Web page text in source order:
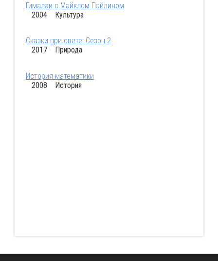
Гималаи с Майклом Пэйлином
2004 Культура
Сказки при свете: Сезон 2
2017 Природа
История математики
2008 История